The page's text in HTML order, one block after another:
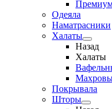
Одеяла
Наматрасники
Халаты
Назад
Халаты
Покрывала
Шторы